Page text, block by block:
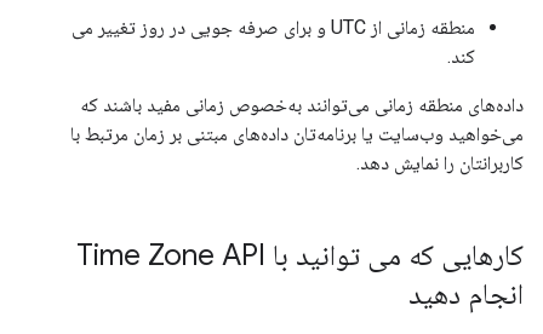
منطقه زمانی از UTC و برای صرفه جویی در روز تغییر می
کند.
داده‌های منطقه زمانی می‌توانند به‌خصوص زمانی مفید باشند که
می‌خواهید وب‌سایت یا برنامه‌تان داده‌های مبتنی بر زمان مرتبط با
کاربرانتان را نمایش دهد.
کارهایی که می توانید با Time Zone API
انجام دهید